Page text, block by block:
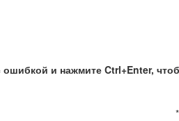
и нажмите Ctrl+Enter,
*